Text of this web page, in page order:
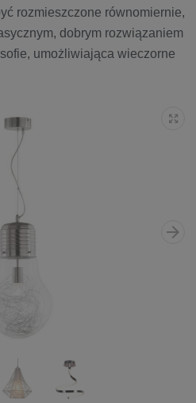
rozmieszczone równomiernie,
dobrym rozwiązaniem
umożliwiająca wieczorne